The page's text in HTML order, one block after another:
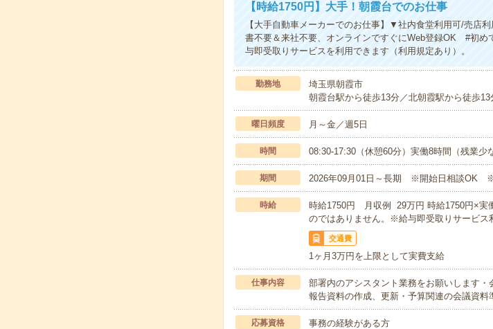
【時給1750円】大手！朝霞台でのお仕事
【大手自動車メーカーでのお仕事】▼社内食堂利用可/売店
書不要＆来社不要、オンラインですぐにWeb登録OK #初
与即受取りサービスを利用できます（利用規定あり）。
勤務地
埼玉県朝霞市
朝霞台駅から徒歩13分／北朝霞駅から徒歩13
曜日頻度 月～金／週5日
時間 08:30-17:30（休憩60分）実働8時間（残業少
期間 2026年09月01日～長期 ※開始日相談OK
時給
時給1750円 月収例 29万円 時給1750円×実
のではありません。※給与即受取りサービス
交通費
1ヶ月3万円を上限として実費支給
仕事内容
部署内のアシスタント業務をお願いします
報告資料の作成、更新・予算関連の会議資
応募資格 事務の経験がある方